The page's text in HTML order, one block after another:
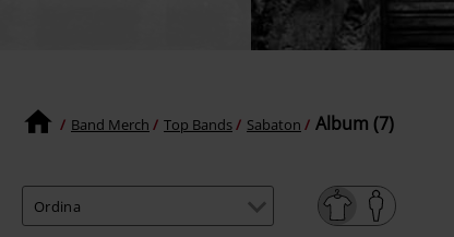
Band Merch Top Bands Sabaton Album (7)